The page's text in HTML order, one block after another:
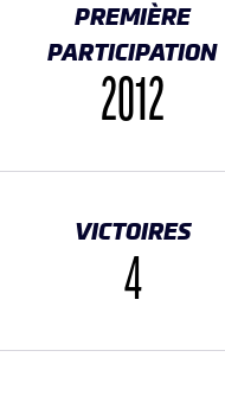
PREMIÈRE
PARTICIPATION
2012
VICTOIRES
4